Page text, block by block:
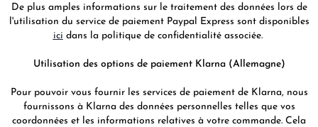
De plus amples informations sur le traitement des données lors de
l'utilisation du service de paiement Paypal Express sont disponibles
ici dans la politique de confidentialité associée.
Utilisation des options de paiement Klarna (Allemagne)
Pour pouvoir vous fournir les services de paiement de Klarna, nous
fournissons à Klarna des données personnelles telles que vos
coordonnées et les informations relatives à votre commande. Cela